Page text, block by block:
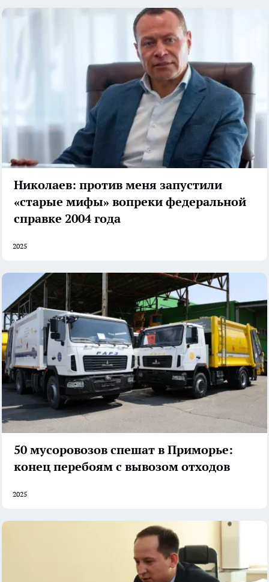
Николаев: против меня запустили
«старые мифы» вопреки федеральной
справке 2004 года
2025
50 мусоровозов спешат в Приморье:
конец перебоям с вывозом отходов
2025